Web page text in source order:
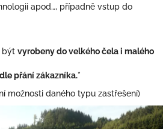
apod…, případně vstup do
být vyrobeny dovelkého čela i malého
přání zákazníka.*
možnosti daného typu zastřešení)